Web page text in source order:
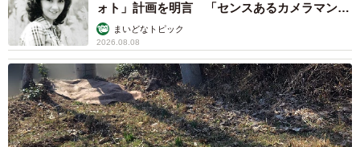
ォト」計画を明言 「センスあるカメラマン求
む」まいどなトピック
2026.08.08